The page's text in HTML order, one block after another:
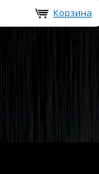
Корзина